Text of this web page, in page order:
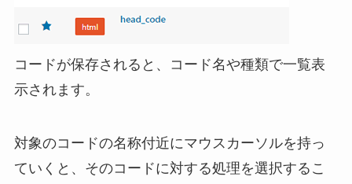
コードが保存されると、コード名や種類で一覧表
示されます。
対象のコードの名称付近にマウスカーソルを持っ
ていくと、そのコードに対する処理を選択するこ